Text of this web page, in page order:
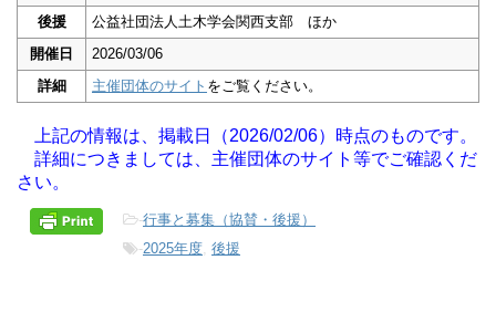
後援
公益社団法人土木学会関西支部 ほか
開催日
2026/03/06
詳細
主催団体のサイト をご覧ください。
上記の情報は、掲載日（2026/02/06）時点のものです。
詳細につきましては、主催団体のサイト等でご確認くだ
さい。
-行事と募集（協賛・後援）
-2025年度, 後援